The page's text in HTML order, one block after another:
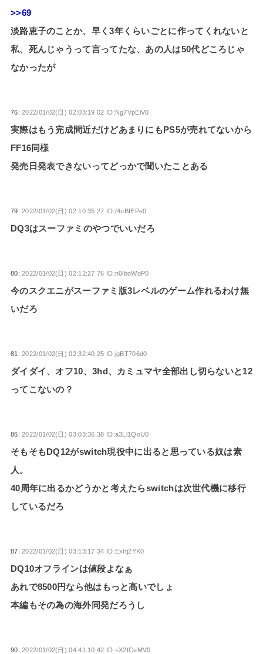
>>69
淡路恵子のことか、早く3年くらいごとに作ってくれないと
私、死んじゃうって言ってたな、あの人は50代どころじゃ
なかったが
76:2022/01/02(日) 02:03:19.02 ID:Ng7VpEiV0
実際はもう完成間近だけどあまりにもPS5が売れてないから
FF16同様
発売日発表できないってどっかで聞いたことある
79:2022/01/02(日) 02:10:35.27 ID:/4uBfEPe0
DQ3はスーファミのやつでいいだろ
80:2022/01/02(日) 02:12:27.76 ID:n0iboWoP0
今のスクエニがスーファミ版3レベルのゲーム作れるわけ無
いだろ
81:2022/01/02(日) 02:32:40.25 ID:jgBT706d0
ダイダイ、オフ10、3hd、カミュマヤ全部出し切らないと12
ってこないの？
86:2022/01/02(日) 03:03:36.38 ID:a3Ll1QoU0
そもそもDQ12がswitch現役中に出ると思っている奴は素
人。
40周年に出るかどうかと考えたらswitchは次世代機に移行
しているだろ
87:2022/01/02(日) 03:13:17.34 ID:Exttj2YK0
DQ10オフラインは値段よなぁ
あれで8500円なら他はもっと高いでしょ
本編もその為の海外同発だろうし
90:2022/01/02(日) 04:41:10.42 ID:+X2fCeMV0